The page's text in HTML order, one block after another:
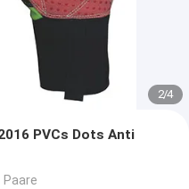
2/4
PVCs Dots Anti
Paare